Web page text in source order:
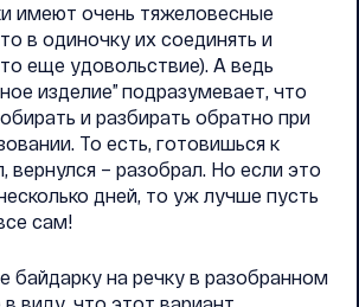
имеют очень тяжеловесные
в одиночку их соединять и
еще удовольствие). А ведь
изделие” подразумевает, что
и разбирать обратно при
То есть, готовишься к
вернулся – разобрал. Но если это
дней, то уж лучше пусть
сам!
байдарку на речку в разобранном